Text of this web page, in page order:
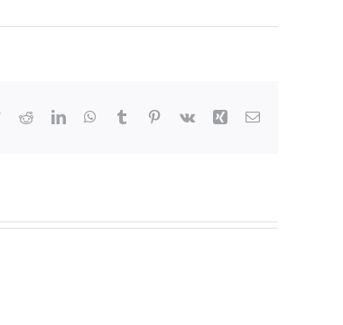
TwitterRedditLinkedInWhatsApp
Tumblr Pinterest
Vk Xing Email